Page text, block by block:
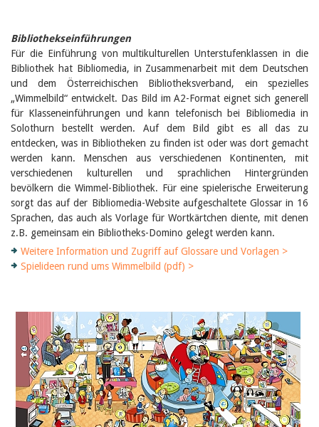
Bibliothekseinführungen
Für die Einführung von multikulturellen Unterstufenklassen in die
Bibliothek hat Bibliomedia, in Zusammenarbeit mit dem Deutschen
und dem Österreichischen Bibliotheksverband, ein spezielles
„Wimmelbild“ entwickelt. Das Bild im A2-Format eignet sich generell
für Klasseneinführungen und kann telefonisch bei Bibliomedia in
Solothurn bestellt werden. Auf dem Bild gibt es all das zu
entdecken, was in Bibliotheken zu finden ist oder was dort gemacht
werden kann. Menschen aus verschiedenen Kontinenten, mit
verschiedenen kulturellen und sprachlichen Hintergründen
bevölkern die Wimmel-Bibliothek. Für eine spielerische Erweiterung
sorgt das auf der Bibliomedia-Website aufgeschaltete Glossar in 16
Sprachen, das auch als Vorlage für Wortkärtchen diente, mit denen
z.B. gemeinsam ein Bibliotheks-Domino gelegt werden kann.
Weitere Information und Zugriff auf Glossare und Vorlagen >
Spielideen rund ums Wimmelbild (pdf) >